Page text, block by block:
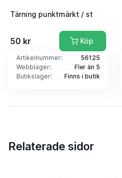
Tärning punktmärkt / st
50 kr Köp
Artikelnummer:
56125
Webblager:
Fler än 5
Butikslager:
Finns i butik
Relaterade sidor